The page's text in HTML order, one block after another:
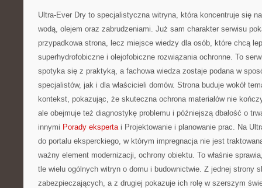
Ultra-Ever Dry to specjalistyczna witryna, która koncentruje się
wodą, olejem oraz zabrudzeniami. Już sam charakter serwisu
przypadkowa strona, lecz miejsce wiedzy dla osób, które chcą
superhydrofobiczne i olejofobiczne rozwiązania ochronne. To
spotyka się z praktyką, a fachowa wiedza zostaje podana w
specjalistów, jak i dla właścicieli domów. Strona buduje wokół
kontekst, pokazując, że skuteczna ochrona materiałów nie
ale obejmuje też diagnostykę problemu i późniejszą dbałość o
innymi Porady ekspertai Projektowanie i planowanie prac. Na
do portalu eksperckiego, w którym impregnacja nie jest
ważny element modernizacji, ochrony obiektu. To właśnie
tle wielu ogólnych witryn o domu i budownictwie. Z jednej strony
zabezpieczających, a z drugiej pokazuje ich rolę w szerszym